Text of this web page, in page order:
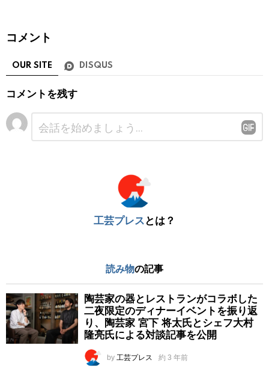
コメント
OUR SITE DISQUS
コメントを残す
工芸プレス とは？
読み物の記事
陶芸家の器とレストランがコラボした
二夜限定のディナーイベントを振り返
り、陶芸家 宮下 将太氏とシェフ大村
隆亮氏による対談記事を公開
by 工芸プレス 約 3 年前